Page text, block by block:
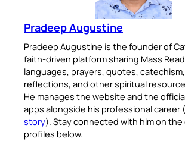
Pradeep Augustine
Pradeep Augustine is the founder of
faith-driven platform sharing Mass
languages, prayers, quotes,
reflections, and other spiritual
He manages the website and the
apps alongside his professional career (
story). Stay connected with him on the
profiles below.